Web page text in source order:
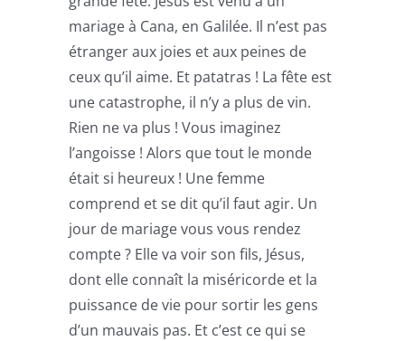
mariage à Cana, en Galilée. Il n’est pas
étranger aux joies et aux peines de
ceux qu’il aime. Et patatras ! La fête est
une catastrophe, il n’y a plus de vin.
Rien ne va plus ! Vous imaginez
l’angoisse ! Alors que tout le monde
était si heureux ! Une femme
comprend et se dit qu’il faut agir. Un
jour de mariage vous vous rendez
compte ? Elle va voir son fils, Jésus,
dont elle connaît la miséricorde et la
puissance de vie pour sortir les gens
d’un mauvais pas. Et c’est ce qui se